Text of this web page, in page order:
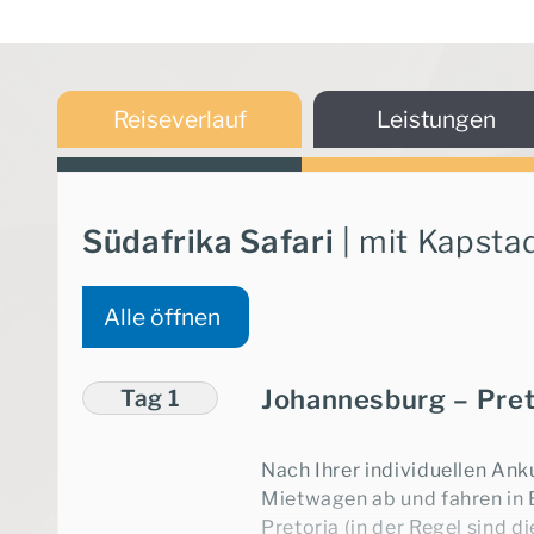
Reiseverlauf Leistungen
Südafrika Safari | mit
Alle öffnen
Tag 1 Johannesburg –
Nach Ihrer individuellen
Mietwagen ab und fahren
Pretoria (in der Regel sind
Teilen Sie uns Ihre
Weiter